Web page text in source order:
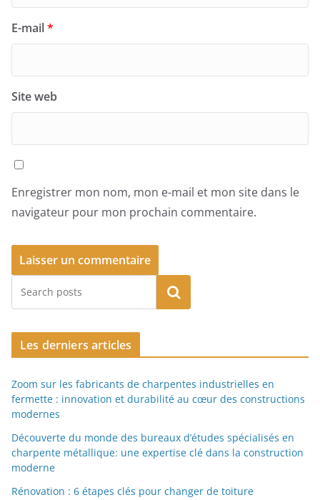
E-mail*
Site web
Enregistrer mon nom, mon e-mail et mon site dans le
navigateur pour mon prochain commentaire.
Rechercher
Les derniers articles
Zoom sur les fabricants de charpentes industrielles en
fermette : innovation et durabilité au cœur des constructions
modernes
Découverte du monde des bureaux d’études spécialisés en
charpente métallique: une expertise clé dans la construction
moderne
Rénovation : 6 étapes clés pour changer de toiture